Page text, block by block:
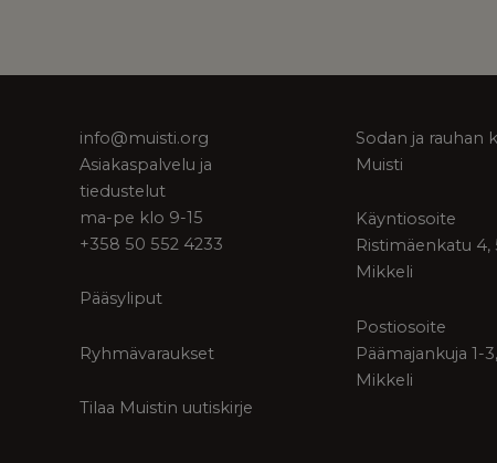
info@muisti.org
Asiakaspalvelu ja
tiedustelut
ma-pe klo 9-15
+358 50 552 4233
Pääsyliput
Ryhmävaraukset
Tilaa Muistin uutiskirje
Sodan ja rauhan
Muisti
Käyntiosoite
Ristimäenkatu 4,
Mikkeli
Postiosoite
Päämajankuja 1-
Mikkeli